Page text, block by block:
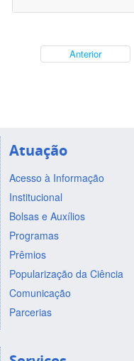
Anterior
Atuação
Acesso à Informação
Institucional
Bolsas e Auxílios
Programas
Prêmios
Popularização da Ciência
Comunicação
Parcerias